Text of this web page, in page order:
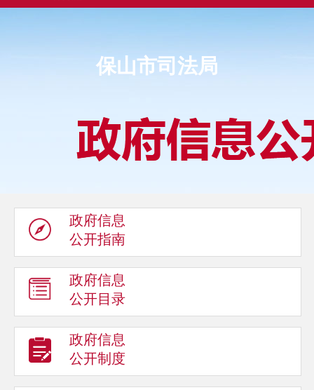
保山市司法局
政府信息
公开指南
政府信息
公开目录
政府信息
公开制度